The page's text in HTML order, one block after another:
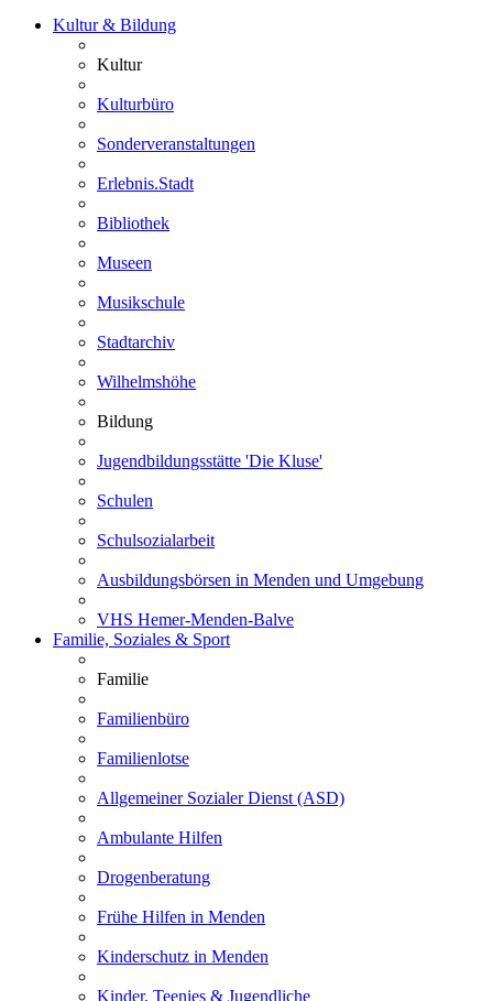
Kultur & Bildung
Kultur
Kulturbüro
Sonderveranstaltungen
Erlebnis.Stadt
Bibliothek
Museen
Musikschule
Stadtarchiv
Wilhelmshöhe
Bildung
Jugendbildungsstätte 'Die Kluse'
Schulen
Schulsozialarbeit
Ausbildungsbörsen in Menden und Umgebung
VHS Hemer-Menden-Balve
Familie, Soziales & Sport
Familie
Familienbüro
Familienlotse
Allgemeiner Sozialer Dienst (ASD)
Ambulante Hilfen
Drogenberatung
Frühe Hilfen in Menden
Kinderschutz in Menden
Kinder, Teenies & Jugendliche